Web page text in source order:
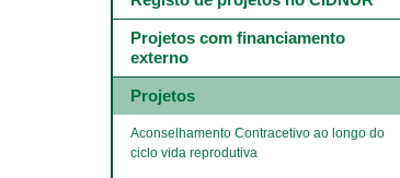
navigation
e
níveis
Projetos com financiamento
externo
Projetos
Aconselhamento Contracetivo ao longo do
ciclo vida reprodutiva